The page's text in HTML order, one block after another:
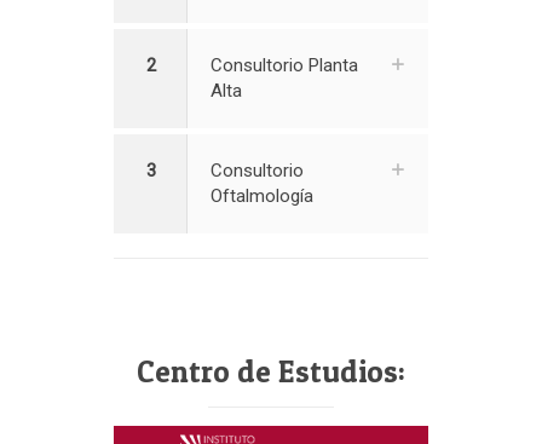
2
Consultorio Planta
Alta
3
Consultorio
Oftalmología
Centro de Estudios: